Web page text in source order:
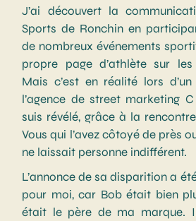
J’ai découvert la
Sports de Ronchin en
de nombreux événements
propre page d’athlète sur
Mais c’est en réalité lors
l’agence de street marketing
suis révélé, grâce à la
Vous qui l’avez côtoyé de près
ne laissait personne indifférent.
L’annonce de sa disparition a
pour moi, car Bob était bien
était le père de ma marque.